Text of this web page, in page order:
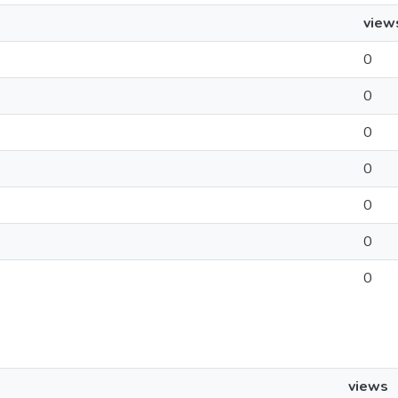
0
0
0
0
0
0
0
views